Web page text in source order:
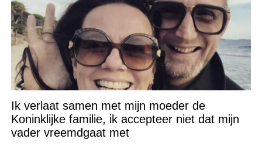
Ik verlaat samen met mijn moeder de
Koninklijke familie, ik accepteer niet dat mijn
vader vreemdgaat met